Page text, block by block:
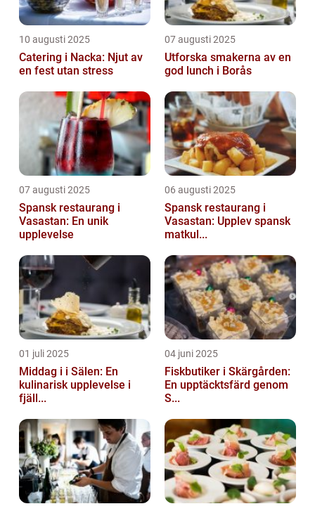
10 augusti 2025
Catering i Nacka: Njut av
en fest utan stress
07 augusti 2025
Utforska smakerna av en
god lunch i Borås
07 augusti 2025
Spansk restaurang i
Vasastan: En unik
upplevelse
06 augusti 2025
Spansk restaurang i
Vasastan: Upplev spansk
matkul...
01 juli 2025
Middag i i Sälen: En
kulinarisk upplevelse i
fjäll...
04 juni 2025
Fiskbutiker i Skärgården:
En upptäcktsfärd genom
S...